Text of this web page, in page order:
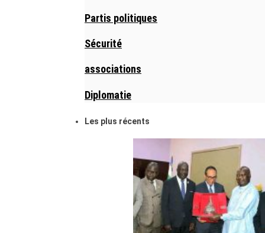
Partis politiques
Sécurité
associations
Diplomatie
Les plus récents